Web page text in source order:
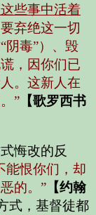
些事中活着
弃绝这一切
阴毒”）、毁
，因你们已
。这新人在
” 【歌罗西书
悔改的反
能恨你们，却
的。” 【约翰
式，基督徒都